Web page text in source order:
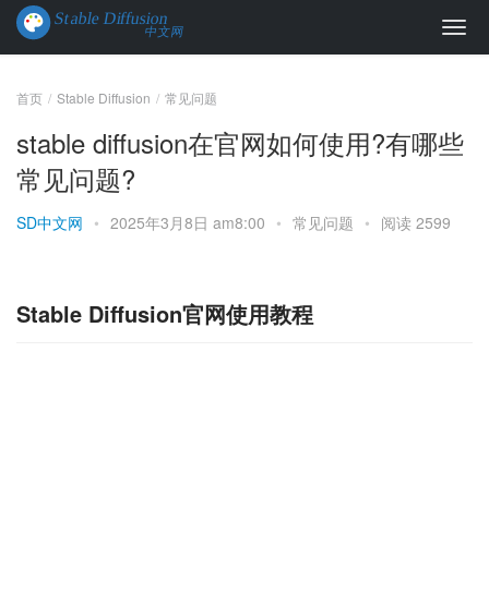
首页 Stable Diffusion 常见问题
stable diffusion在官网如何使用?有哪些
常见问题?
SD中文网 • 2025年3月8日 am8:00 • 常见问题 • 阅读 2599
Stable Diffusion官网使用教程